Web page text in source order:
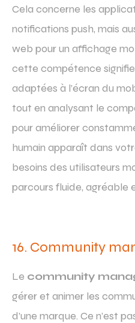
Cela concerne les
notifications push, mais
web pour un affichage
cette compétence
adaptées à l’écran du
tout en analysant le
pour améliorer
humain apparaît dans
besoins des utilisateurs
parcours fluide, agréable
16. Community
Le community
gérer et animer les
d’une marque. Ce n’est